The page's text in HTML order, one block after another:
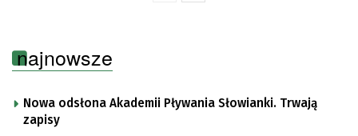
najnowsze
Nowa odsłona Akademii Pływania Słowianki. Trwają
zapisy